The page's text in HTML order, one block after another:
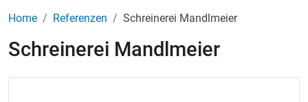
Home Referenzen Schreinerei Mandlmeier
Schreinerei Mandlmeier